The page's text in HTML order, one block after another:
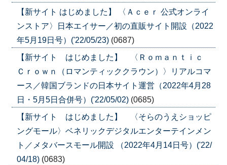
【新サイト はじめました】 〈Ａｃｅｒ 公式オンライ
ンストア〉日本エイサー／初の直販サイト開設（2022
年5月19日号）('22/05/23) (0687)
【新サイト はじめました】 〈Ｒｏｍａｎｔｉｃ
Ｃｒｏｗｎ（ロマンティッククラウン）〉リアルコマ
ース／韓国ブランドの日本サイト運営（2022年4月28
日・5月5日合併号）('22/05/02) (0685)
【新サイト はじめました】 〈そらのうえショッピ
ングモール〉ベネリックデジタルエンターテインメン
ト／メタバースモール開設 （2022年4月14日号）('22/
04/18) (0683)